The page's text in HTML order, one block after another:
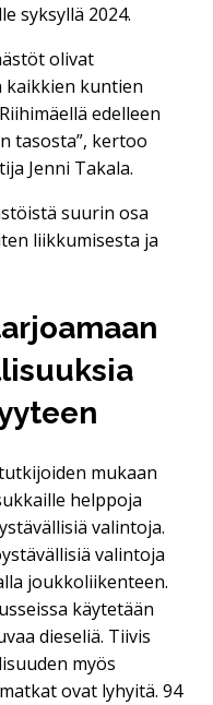
syksyllä 2024.
olivat
kaikkien kuntien
edelleen
tasosta”, kertoo
Jenni Takala.
suurin osa
liikkumisesta ja
mukaan
helppoja
valintoja.
valintoja
joukkoliikenteen.
käytetään
dieseliä. Tiivis
myös
ovat lyhyitä. 94